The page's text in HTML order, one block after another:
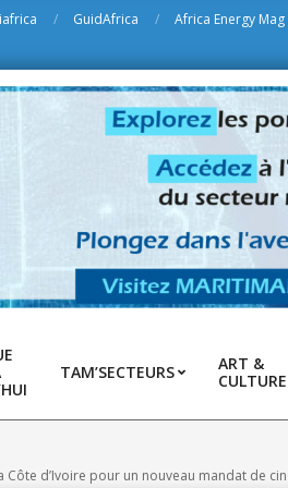
GuidAfrica Africa Energy Mag
TAM’SECTEURS
ART &
CULTURE
d’Ivoire pour un nouveau mandat de